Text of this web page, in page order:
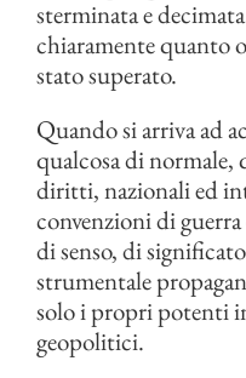
sterminata e
chiaramente quanto
stato superato.
Quando si arriva ad
qualcosa di
diritti, nazionali ed
convenzioni di
di senso, di
strumentale
solo i propri potenti
geopolitici.